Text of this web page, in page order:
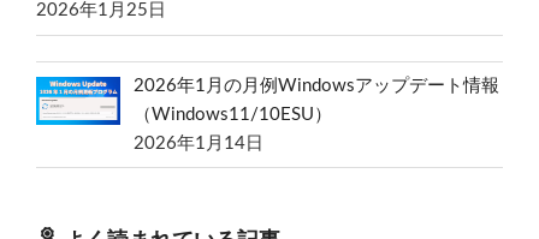
2026年1月25日
2026年1月の月例Windowsアップデート情報
（Windows11/10ESU）
2026年1月14日